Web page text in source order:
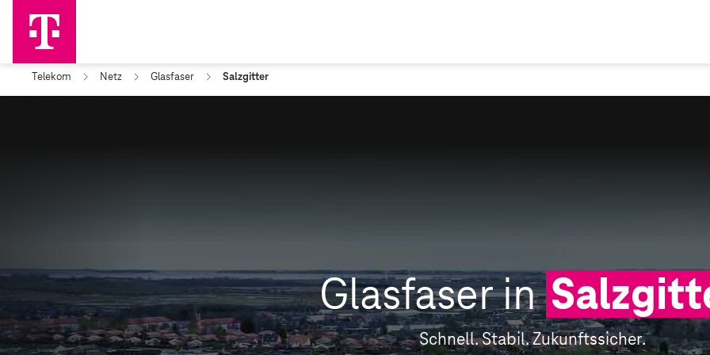
Telekom Netz Glasfaser Salzgitter
Glasfaser in
Schnell. Stabil. Zukunftssicher.